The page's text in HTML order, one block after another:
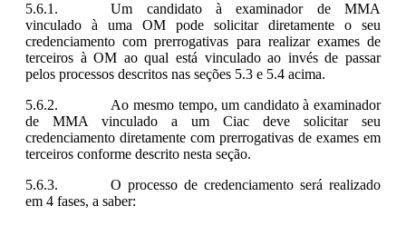
Um candidato à examinador de MMA
vinculado à uma OM pode solicitar diretamente o seu
credenciamento com prerrogativas para realizar exames de
terceiros à OM ao qual está vinculado ao invés de passar
pelos processos descritos nas seções 5.3 e 5.4 acima.
Ao mesmo tempo, um candidato à examinador
de MMA vinculado a um Ciac deve solicitar seu
credenciamento diretamente com prerrogativas de exames em
terceiros conforme descrito nesta seção.
O processo de credenciamento será realizado
em 4 fases, a saber: